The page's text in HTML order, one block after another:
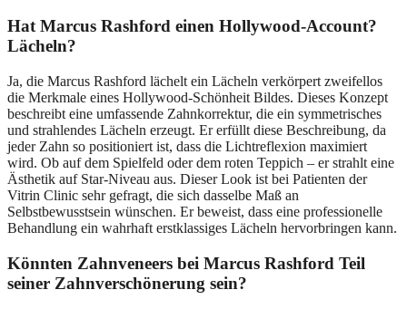
Hat Marcus Rashford einen Hollywood-Account?
Lächeln?
Ja, die Marcus Rashford lächelt ein Lächeln verkörpert zweifellos
die Merkmale eines Hollywood-Schönheit Bildes. Dieses Konzept
beschreibt eine umfassende Zahnkorrektur, die ein symmetrisches
und strahlendes Lächeln erzeugt. Er erfüllt diese Beschreibung, da
jeder Zahn so positioniert ist, dass die Lichtreflexion maximiert
wird. Ob auf dem Spielfeld oder dem roten Teppich – er strahlt eine
Ästhetik auf Star-Niveau aus. Dieser Look ist bei Patienten der
Vitrin Clinic sehr gefragt, die sich dasselbe Maß an
Selbstbewusstsein wünschen. Er beweist, dass eine professionelle
Behandlung ein wahrhaft erstklassiges Lächeln hervorbringen kann.
Könnten Zahnveneers bei Marcus Rashford Teil
seiner Zahnverschönerung sein?